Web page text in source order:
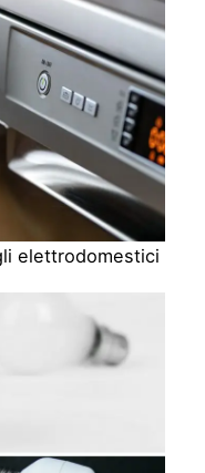
elettrodomestici